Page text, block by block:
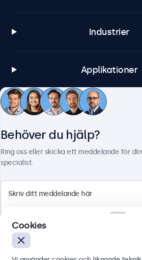
Industrier
Applikationer
Kundtjänst
Om Beetronics
Olof Palmesgata 29, Stockholm,
Behöver du hjälp?
Ring oss eller skicka ett meddelande för
specialist.
Cookies